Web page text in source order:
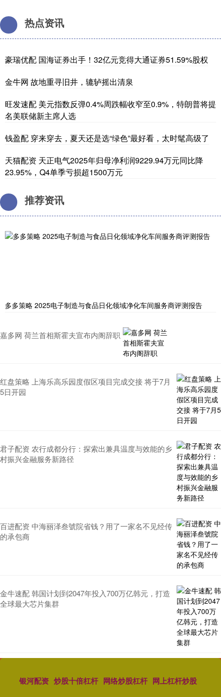
热点资讯
豪瑞优配 国海证券出手！32亿元竞得大通证券51.59%股权
金牛网 故地重寻旧井，辘轳摇出清泉
旺发速配 美元指数反弹0.4%周跌幅收窄至0.9%，特朗普将提
名美联储新主席人选
钱盈配 穿来穿去，夏天还是选“绿色”最好看，太时髦高级了
天猫配资 天正电气2025年归母净利润9229.94万元同比降
23.95%，Q4单季亏损超1500万元
推荐资讯
多多策略 2025电子制造与食品日化领域净化车间服务商评测报告
嘉多网 荷兰首相斯霍夫宣布内阁辞职
红盘策略 上海乐高乐园度假区项目完成交接 将于7月
5日开园
君子配资 农行成都分行：探索出兼具温度与效能的乡
村振兴金融服务新路径
百进配资 中海丽泽叁號院省钱？用了一家名不见经传
的承包商
金牛速配 韩国计划到2047年投入700万亿韩元，打造
全球最大芯片集群
银河配资 炒股十倍杠杆 网络炒股杠杆 网上杠杆炒股